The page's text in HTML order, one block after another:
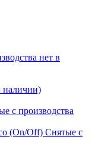
нет в
наличии)
с производства
(On/Off) Снятые с